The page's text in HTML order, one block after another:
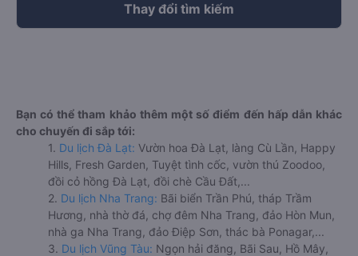
Thay đổi tìm kiếm
Bạn có thể tham khảo thêm một số điểm đến hấp dẫn khác
cho chuyến đi sắp tới:
1. Du lịch Đà Lạt: Vườn hoa Đà Lạt, làng Cù Lần, Happy
Hills, Fresh Garden, Tuyệt tình cốc, vườn thú Zoodoo,
đồi cỏ hồng Đà Lạt, đồi chè Cầu Đất,...
2. Du lịch Nha Trang: Bãi biển Trần Phú, tháp Trầm
Hương, nhà thờ đá, chợ đêm Nha Trang, đảo Hòn Mun,
nhà ga Nha Trang, đảo Điệp Sơn, thác bà Ponagar,...
3. Du lịch Vũng Tàu: Ngọn hải đăng, Bãi Sau, Hồ Mây,